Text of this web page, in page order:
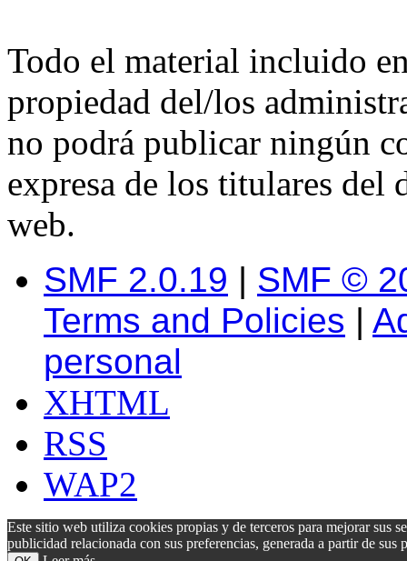
Todo el material incluido
propiedad del/los
no podrá publicar ningún
expresa de los titulares del
web.
SMF 2.0.19 | SMF ©
Terms and Policies |
personal
XHTML
RSS
WAP2
Este sitio web utiliza cookies propias y de terceros para mejorar sus
publicidad relacionada con sus preferencias, generada a partir de